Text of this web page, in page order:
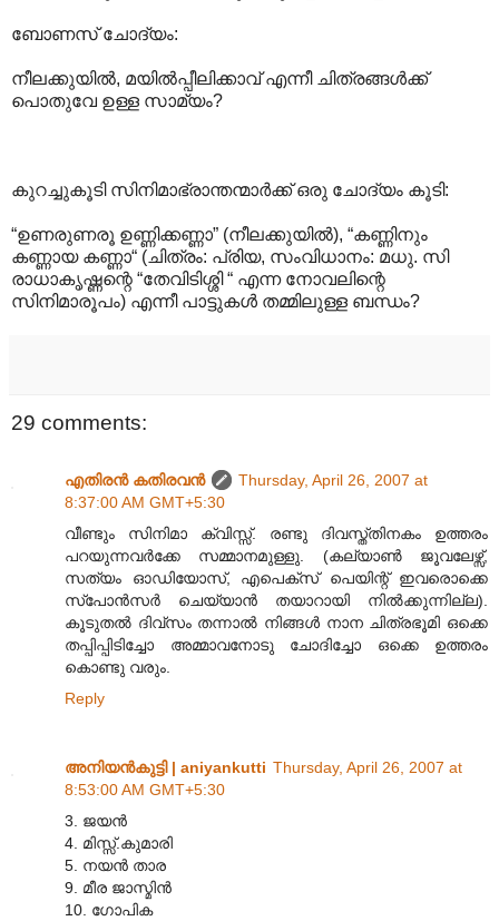
ബോണസ് ചോദ്യം:
നീലക്കുയില്‍, മയില്‍പ്പീലിക്കാവ് എന്നീ ചിത്രങ്ങള്‍ക്ക്
പൊതുവേ ഉള്ള സാമ്യം?
കുറച്ചുകൂടി സിനിമാഭ്രാന്തന്മാര്‍ക്ക് ഒരു ചോദ്യം കൂടി:
“ഉണരുണരൂ ഉണ്ണിക്കണ്ണാ” (നീലക്കുയില്‍), “കണ്ണിനും
കണ്ണായ കണ്ണാ“ (ചിത്രം: പ്രിയ, സംവിധാനം: മധു. സി
രാധാകൃഷ്ണന്റെ “തേവിടിശ്ശി “ എന്ന നോവലിന്റെ
സിനിമാരൂപം) എന്നീ പാട്ടുകള്‍ തമ്മിലുള്ള ബന്ധം?
29 comments:
എതിരന്‍ കതിരവന്‍
Thursday, April 26, 2007 at
8:37:00 AM GMT+5:30
വീണ്ടും സിനിമാ ക്വിസ്സ്. രണ്ടു ദിവസ്ത്തിനകം ഉത്തരം
പറയുന്നവര്‍ക്കേ സമ്മാനമുള്ളു. (കല്യാണ്‍ ജൂവലേഴ്സ്,
സത്യം ഓഡിയോസ്, എപെക്സ് പെയിന്റ് ഇവരൊക്കെ
സ്പോന്‍സര്‍ ചെയ്യാന്‍ തയാറായി നില്‍ക്കുന്നില്ല).
കൂടുതല്‍ ദിവ്സം തന്നാല്‍ നിങ്ങള്‍ നാന ചിത്രഭൂമി ഒക്കെ
തപ്പിപ്പിടിച്ചോ അമ്മാവനോടു ചോദിച്ചോ ഒക്കെ ഉത്തരം
കൊണ്ടു വരും.
Reply
അനിയന്‍കുട്ടി | aniyankutti Thursday, April 26, 2007 at
8:53:00 AM GMT+5:30
3. ജയന്‍
4. മിസ്സ്.കുമാരി
5. നയന്‍ താര
9. മീര ജാസ്മിന്‍
10. ഗോപിക